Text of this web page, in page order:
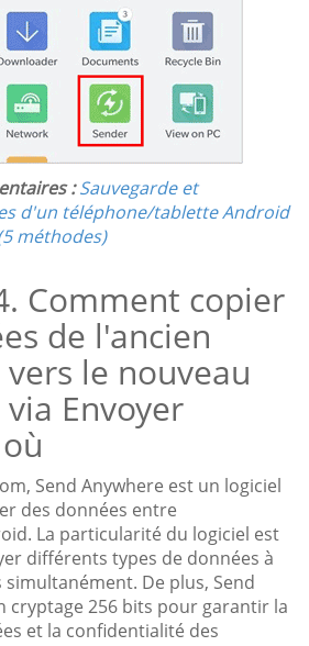
: Sauvegarde et
d'un téléphone/tablette Android
méthodes)
Comment copier
de l'ancien
le nouveau
Envoyer
Send Anywhere est un logiciel
des données entre
La particularité du logiciel est
différents types de données à
De plus, Send
cryptage 256 bits pour garantir la
et la confidentialité des